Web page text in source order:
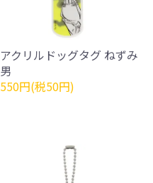
アクリルドッグタグ ねずみ
男
550円(税50円)